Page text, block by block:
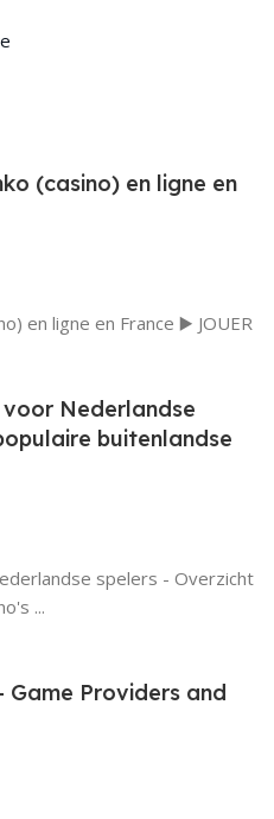
(casino) en ligne en
en ligne en France ▶️ JOUER
Nederlandse
buitenlandse
spelers - Overzicht
...
Game Providers and